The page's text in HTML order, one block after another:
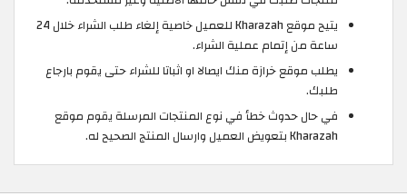
يتيح موقع Kharazah للعميل خاصية إلغاء طلب الشراء خلال 24
ساعة من إتمام عملية الشراء.
يطلب موقع خرازة منك ايصالا او اثباتا للشراء حتى يقوم بارجاع
طلبك.
في حال حدوث خطأ في نوع المنتجات المرسلة يقوم موقع
Kharazah بتعويض العميل وارسال المنتج الصحيح له.